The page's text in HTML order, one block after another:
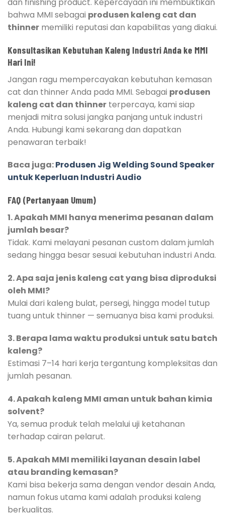
dan finishing product. Kepercayaan ini membuktikan
bahwa MMI sebagai produsen kaleng cat dan
thinner memiliki reputasi dan kapabilitas yang diakui.
Konsultasikan Kebutuhan Kaleng Industri Anda ke MMI
Hari Ini!
Jangan ragu mempercayakan kebutuhan kemasan
cat dan thinner Anda pada MMI. Sebagai produsen
kaleng cat dan thinner terpercaya, kami siap
menjadi mitra solusi jangka panjang untuk industri
Anda. Hubungi kami sekarang dan dapatkan
penawaran terbaik!
Baca juga:Produsen Jig Welding Sound Speaker
untuk Keperluan Industri Audio
FAQ (Pertanyaan Umum)
1. Apakah MMI hanya menerima pesanan dalam
jumlah besar?
Tidak. Kami melayani pesanan custom dalam jumlah
sedang hingga besar sesuai kebutuhan industri Anda.
2. Apa saja jenis kaleng cat yang bisa diproduksi
oleh MMI?
Mulai dari kaleng bulat, persegi, hingga model tutup
tuang untuk thinner — semuanya bisa kami produksi.
3. Berapa lama waktu produksi untuk satu batch
kaleng?
Estimasi 7–14 hari kerja tergantung kompleksitas dan
jumlah pesanan.
4. Apakah kaleng MMI aman untuk bahan kimia
solvent?
Ya, semua produk telah melalui uji ketahanan
terhadap cairan pelarut.
5. Apakah MMI memiliki layanan desain label
atau branding kemasan?
Kami bisa bekerja sama dengan vendor desain Anda,
namun fokus utama kami adalah produksi kaleng
berkualitas.